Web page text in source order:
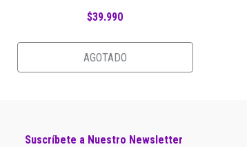
$39.990
AGOTADO
Suscríbete a Nuestro Newsletter